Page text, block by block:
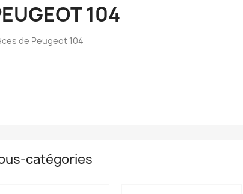
104
de Peugeot 104
catégories